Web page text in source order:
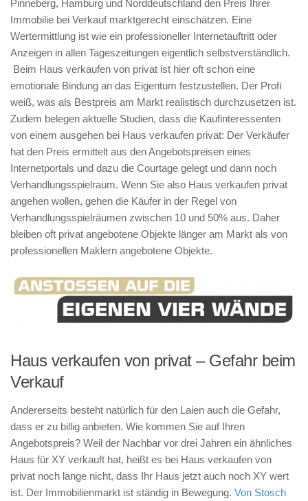
Pinneberg, Hamburg und Norddeutschland den Preis Ihrer
Immobilie bei Verkauf marktgerecht einschätzen. Eine
Wertermittlung ist wie ein professioneller Internetauftritt oder
Anzeigen in allen Tageszeitungen eigentlich selbstverständlich.
Beim Haus verkaufen von privat ist hier oft schon eine
emotionale Bindung an das Eigentum festzustellen. Der Profi
weiß, was als Bestpreis am Markt realistisch durchzusetzen ist.
Zudem belegen aktuelle Studien, dass die Kaufinteressenten
von einem ausgehen bei Haus verkaufen privat: Der Verkäufer
hat den Preis ermittelt aus den Angebotspreisen eines
Internetportals und dazu die Courtage gelegt und dann noch
Verhandlungsspielraum. Wenn Sie also Haus verkaufen privat
angehen wollen, gehen die Käufer in der Regel von
Verhandlungsspielräumen zwischen 10 und 50% aus. Daher
bleiben oft privat angebotene Objekte länger am Markt als von
professionellen Maklern angebotene Objekte.
Haus verkaufen von privat – Gefahr beim
Verkauf
Andererseits besteht natürlich für den Laien auch die Gefahr,
dass er zu billig anbieten. Wie kommen Sie auf Ihren
Angebotspreis? Weil der Nachbar vor drei Jahren ein ähnliches
Haus für XY verkauft hat, heißt es bei Haus verkaufen von
privat noch lange nicht, dass Ihr Haus jetzt auch noch XY wert
ist. Der Immobilienmarkt ist ständig in Bewegung. Von Stosch